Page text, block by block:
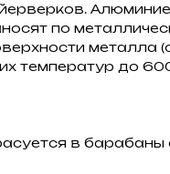
по
металла
температур до
в барабаны